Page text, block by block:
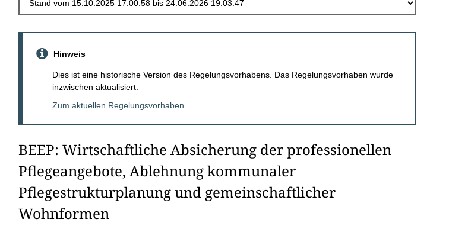
Hinweis
Dies ist eine historische Version des Regelungsvorhabens. Das Regelungsvorhaben wurde
inzwischen aktualisiert.
Zum aktuellen Regelungsvorhaben
BEEP: Wirtschaftliche Absicherung der professionellen
Pflegeangebote, Ablehnung kommunaler
Pflegestrukturplanung und gemeinschaftlicher
Wohnformen